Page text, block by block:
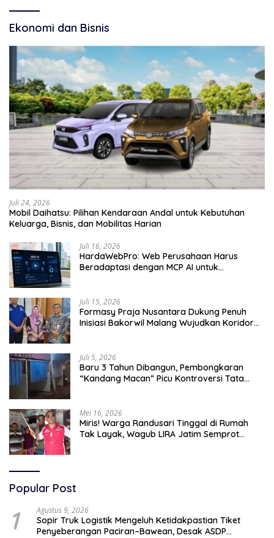
Ekonomi dan Bisnis
Juli 24, 2026
Mobil Daihatsu: Pilihan Kendaraan Andal untuk Kebutuhan
Keluarga, Bisnis, dan Mobilitas Harian
Juli 16, 2026
HardaWebPro: Web Perusahaan Harus
Beradaptasi dengan MCP AI untuk
Juli 15, 2026
Formasy Praja Nusantara Dukung Penuh
Inisiasi Bakorwil Malang Wujudkan Koridor
Juli 5, 2026
Baru 3 Tahun Dibangun, Pembongkaran
“Kandang Macan” Picu Kontroversi Tata
Mei 16, 2026
Miris! Warga Randusari Tinggal di Rumah
Tak Layak, Wagub LIRA Jatim Semprot
Popular Post
1 Agustus 9, 2026
Sopir Truk Logistik Mengeluh Ketidakpastian Tiket
Penyeberangan Paciran–Bawean, Desak ASDP